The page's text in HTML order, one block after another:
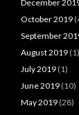
December
October 2019
September
August 2019 (1)
July 2019 (1)
June 2019 (10)
May 2019 (28)